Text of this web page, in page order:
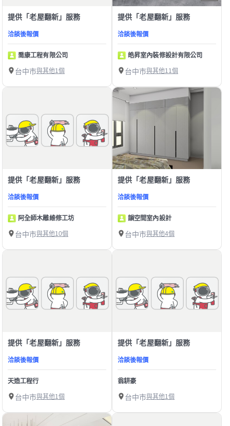
提供「老屋翻新」服務
洽談後報價
喬康工程有限公司
台中市與其他1個
提供「老屋翻新」服務
洽談後報價
皓昇室內裝修設計有限公司
台中市與其他11個
提供「老屋翻新」服務
洽談後報價
阿全師木雕維修工坊
台中市與其他10個
提供「老屋翻新」服務
洽談後報價
韻空間室內設計
台中市與其他4個
提供「老屋翻新」服務
洽談後報價
天造工程行
台中市與其他1個
提供「老屋翻新」服務
洽談後報價
翁耕豪
台中市與其他1個